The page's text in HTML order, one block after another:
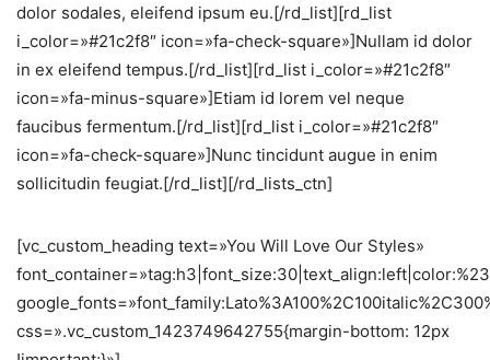
dolor sodales, eleifend ipsum eu.[/rd_list][rd_list
i_color=»#21c2f8″ icon=»fa-check-square»]Nullam id dolor
in ex eleifend tempus.[/rd_list][rd_list i_color=»#21c2f8″
icon=»fa-minus-square»]Etiam id lorem vel neque
faucibus fermentum.[/rd_list][rd_list i_color=»#21c2f8″
icon=»fa-check-square»]Nunc tincidunt augue in enim
sollicitudin feugiat.[/rd_list][/rd_lists_ctn]
[vc_custom_heading text=»You Will Love Our Styles»
css=».vc_custom_1423749642755{margin-bottom: 12px